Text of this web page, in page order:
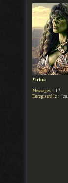
Virina
Messages : 17
Enregistré le :